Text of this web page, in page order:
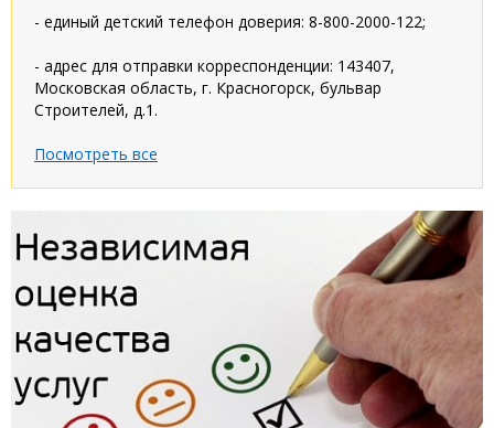
- единый детский телефон доверия: 8-800-2000-122;
- адрес для отправки корреспонденции: 143407,
Московская область, г. Красногорск, бульвар
Строителей, д.1.
Посмотреть все